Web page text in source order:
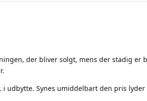
der bliver solgt, mens der stadig er
i udbytte. Synes umiddelbart den pris lyder